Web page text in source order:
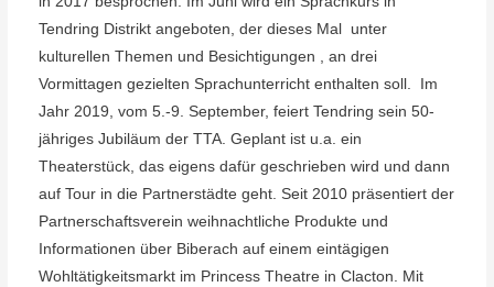
Tendring Distrikt angeboten, der dieses Mal
unter
kulturellen Themen und Besichtigungen , an drei
Vormittagen gezielten Sprachunterricht enthalten soll.
Im
Jahr 2019, vom 5.-9. September, feiert Tendring sein 50-
jähriges Jubiläum der TTA. Geplant ist u.a. ein
Theaterstück, das eigens dafür geschrieben wird und dann
auf Tour in die Partnerstädte geht. Seit 2010 präsentiert der
Partnerschaftsverein weihnachtliche Produkte und
Informationen über Biberach auf einem eintägigen
Wohltätigkeitsmarkt im Princess Theatre in Clacton. Mit